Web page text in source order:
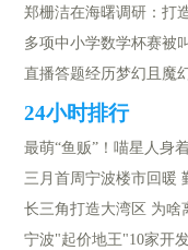
郑栅洁在海曙调研：打
多项中小学数学杯赛被
直播答题经历梦幻且魔
最萌“鱼贩”！喵星人身
三月首周宁波楼市回暖
长三角打造大湾区 为啥
宁波"起价地王"10家开